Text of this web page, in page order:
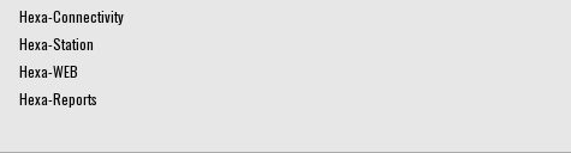
Hexa-Connectivity
Hexa-Station
Hexa-WEB
Hexa-Reports